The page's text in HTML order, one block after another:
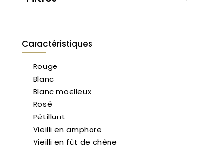
Caractéristiques
Rouge
Blanc
Blanc moelleux
Rosé
Pétillant
Vieilli en amphore
Vieilli en fût de chêne